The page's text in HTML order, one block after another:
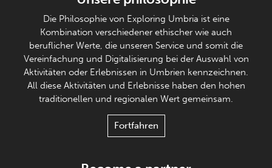
Die Philosophie von Exploring Umbria ist eine
Kombination verschiedener ethischer wie auch
beruflicher Werte, die unseren Service und somit die
Vereinfachung und Digitalisierung bei der Auswahl von
Aktivitäten oder Erlebnissen in Umbrien kennzeichnen.
All diese Aktivitäten und Erlebnisse haben den hohen
traditionellen und regionalen Wert gemeinsam.
Fortfahren